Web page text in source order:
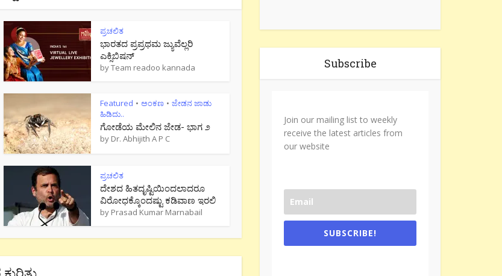
ಪ್ರಚಲಿತ
ಭಾರತದ ಪ್ರಪ್ರಥಮ ಜ್ಯುವೆಲ್ಲರಿ
ಎಕ್ಸಿಬಿಷನ್
byTeam readoo kannada
Featured • ಅಂಕಣ • ಜೇಡನ ಜಾಡು
ಹಿಡಿದು..
ಗೋಡೆಯ ಮೇಲಿನ ಜೇಡ- ಭಾಗ ೨
by Dr. Abhijith A P C
ಪ್ರಚಲಿತ
ದೇಶದ ಹಿತದೃಷ್ಟಿಯಿಂದಲಾದರೂ
ವಿರೋಧಕ್ಕೊಂದಷ್ಟು ಕಡಿವಾಣ ಇರಲಿ
by Prasad Kumar Marnabail
Subscribe
Join our mailing list to weekly
receive the latest articles from
our website
SUBSCRIBE!